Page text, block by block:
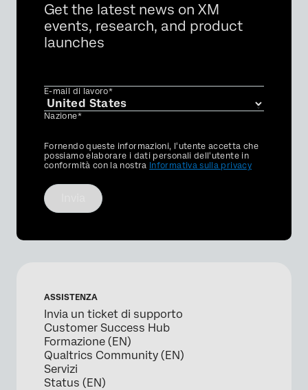
Get the latest news on XM
events, research, and product
launches
E-mail di lavoro*
Nazione*
Privacy
Optin
Fornendo queste informazioni, l'utente accetta che
possiamo elaborare i dati personali dell'utente in
conformità con la nostra Informativa sulla privacy
ASSISTENZA
Invia un ticket di supporto
Customer Success Hub
Formazione (EN)
Qualtrics Community (EN)
Servizi
Status (EN)